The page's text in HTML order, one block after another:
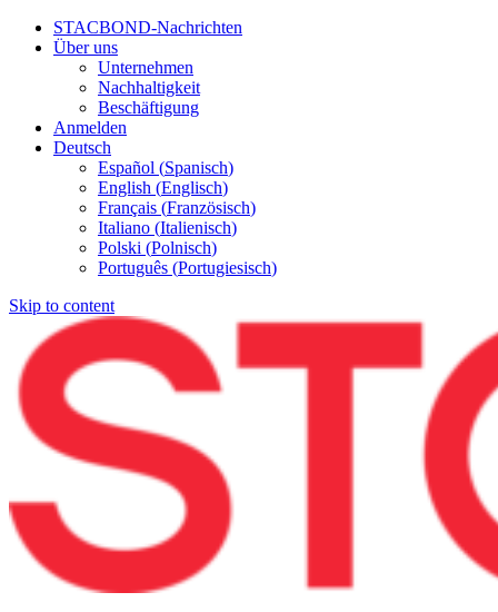
STACBOND-Nachrichten
Über uns
Unternehmen
Nachhaltigkeit
Beschäftigung
Anmelden
Deutsch
Español (Spanisch)
English (Englisch)
Français (Französisch)
Italiano (Italienisch)
Polski (Polnisch)
Português (Portugiesisch)
Skip to content